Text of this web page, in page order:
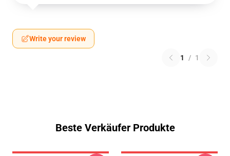
Write your review
1 / 1
Beste Verkäufer Produkte